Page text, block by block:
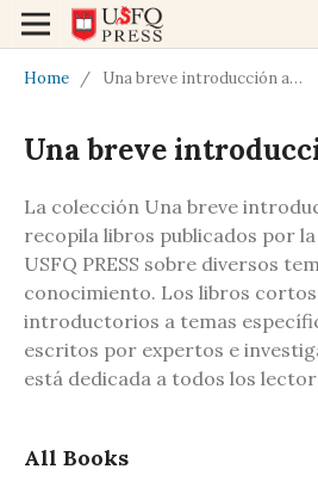
Home / Una breve introducción a…
Una breve
La colección Una breve
recopila libros publicados por
USFQ PRESS sobre diversos
conocimiento. Los libros
introductorios a temas
escritos por expertos e
está dedicada a todos los
All Books